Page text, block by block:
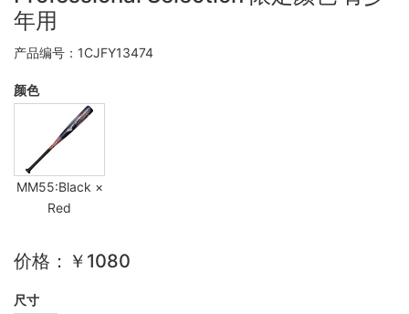
年用
产品编号：1CJFY13474
颜色
MM55:Black ×
Red
价格：￥1080
尺寸